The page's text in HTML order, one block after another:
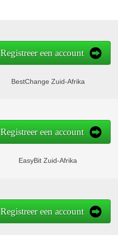
Registreer een account
BestChange Zuid-Afrika
Registreer een account
EasyBit Zuid-Afrika
Registreer een account